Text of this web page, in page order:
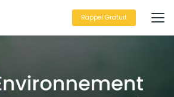
Rappel Gratuit